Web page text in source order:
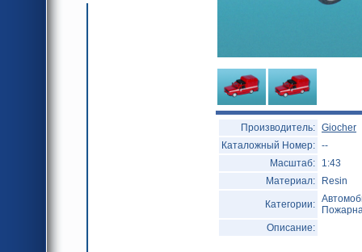
Производитель: Giocher
Каталожный Номер: --
Масштаб:
1:43
Материал:
Resin
Категории:
Описание: